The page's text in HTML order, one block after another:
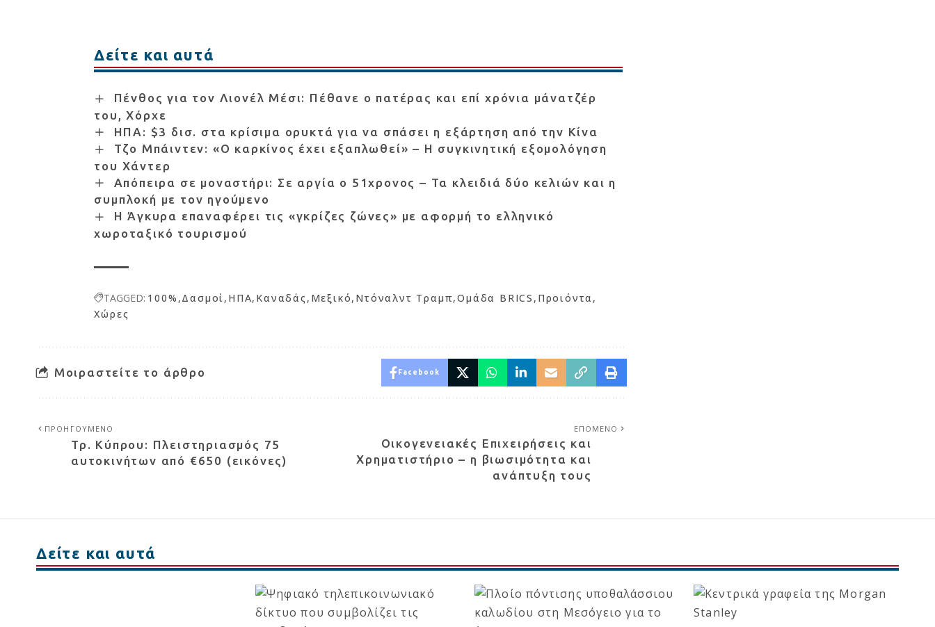
Δείτε και αυτά
Πένθος για τον Λιονέλ Μέσι: Πέθανε ο πατέρας και επί χρόνια μάνατζέρ
του, Χόρχε
ΗΠΑ: $3 δισ. στα κρίσιμα ορυκτά για να σπάσει η εξάρτηση από την Κίνα
Τζο Μπάιντεν: «Ο καρκίνος έχει εξαπλωθεί» – Η συγκινητική εξομολόγηση
του Χάντερ
Απόπειρα σε μοναστήρι: Σε αργία ο 51χρονος – Τα κλειδιά δύο κελιών και η
συμπλοκή με τον ηγούμενο
Η Άγκυρα επαναφέρει τις «γκρίζες ζώνες» με αφορμή το ελληνικό
χωροταξικό τουρισμού
TAGGED: 100% Δασμοί ΗΠΑ Καναδάς Μεξικό Ντόναλντ Τραμπ Ομάδα BRICS Προιόντα
Χώρες
Μοιραστείτε το άρθρο Facebook
ΠΡΟΗΓΟΥΜΕΝΟ
Τρ. Κύπρου: Πλειστηριασμός 75
αυτοκινήτων από €650 (εικόνες)
ΕΠΟΜΕΝΟ
Οικογενειακές Επιχειρήσεις και
Χρηματιστήριο – η βιωσιμότητα και
ανάπτυξη τους
Δείτε και αυτά